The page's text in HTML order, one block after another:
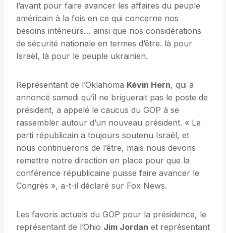
l’avant pour faire avancer les affaires du peuple
américain à la fois en ce qui concerne nos
besoins intérieurs… ainsi que nos considérations
de sécurité nationale en termes d’être. là pour
Israël, là pour le peuple ukrainien.
Représentant de l’Oklahoma Kévin Hern, qui a
annoncé samedi qu’il ne briguerait pas le poste de
président, a appelé le caucus du GOP à se
rassembler autour d’un nouveau président. « Le
parti républicain a toujours soutenu Israël, et
nous continuerons de l’être, mais nous devons
remettre notre direction en place pour que la
conférence républicaine puisse faire avancer le
Congrès », a-t-il déclaré sur Fox News.
Les favoris actuels du GOP pour la présidence, le
représentant de l’Ohio Jim Jordan et représentant